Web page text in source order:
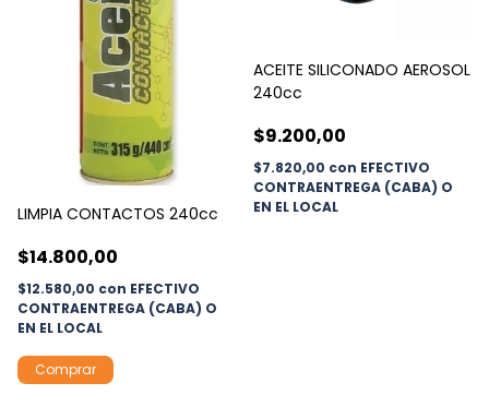
LIMPIA CONTACTOS 240cc
$14.800,00
$12.580,00 con EFECTIVO
CONTRAENTREGA (CABA) O
EN EL LOCAL
ACEITE SILICONADO AEROSOL
240cc
$9.200,00
$7.820,00 con EFECTIVO
CONTRAENTREGA (CABA) O
EN EL LOCAL